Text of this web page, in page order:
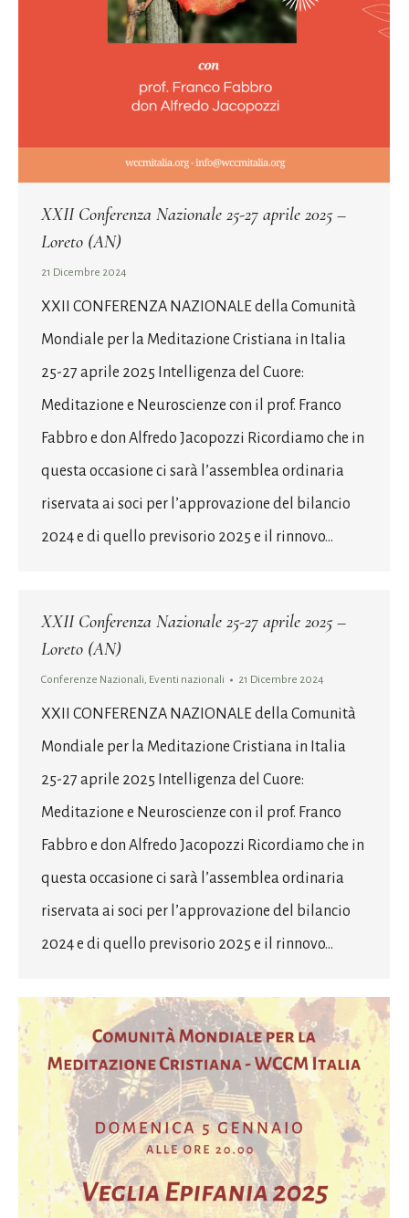
XXII Conferenza Nazionale 25-27 aprile 2025 –
Loreto (AN)
21 Dicembre 2024
XXII CONFERENZA NAZIONALE della Comunità
Mondiale per la Meditazione Cristiana in Italia
25-27 aprile 2025 Intelligenza del Cuore:
Meditazione e Neuroscienze con il prof. Franco
Fabbro e don Alfredo Jacopozzi Ricordiamo che in
questa occasione ci sarà l’assemblea ordinaria
riservata ai soci per l’approvazione del bilancio
2024 e di quello previsorio 2025 e il rinnovo…
XXII Conferenza Nazionale 25-27 aprile 2025 –
Loreto (AN)
Conferenze Nazionali, Eventi nazionali 21 Dicembre 2024
XXII CONFERENZA NAZIONALE della Comunità
Mondiale per la Meditazione Cristiana in Italia
25-27 aprile 2025 Intelligenza del Cuore:
Meditazione e Neuroscienze con il prof. Franco
Fabbro e don Alfredo Jacopozzi Ricordiamo che in
questa occasione ci sarà l’assemblea ordinaria
riservata ai soci per l’approvazione del bilancio
2024 e di quello previsorio 2025 e il rinnovo…